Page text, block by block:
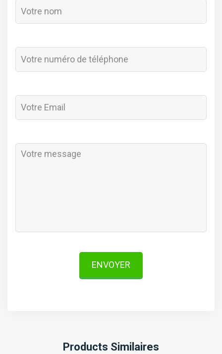
ENVOYER
Products Similaires